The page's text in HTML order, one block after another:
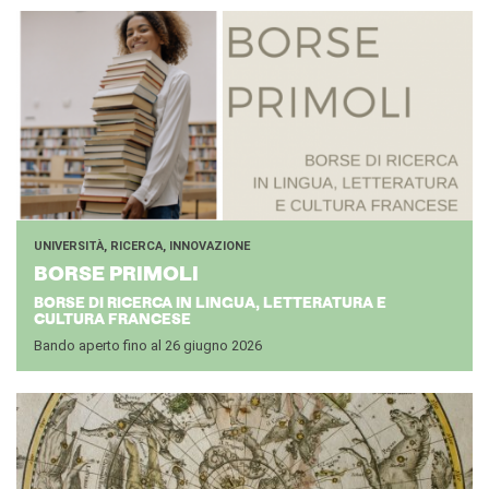
Doppi titoli
Borse di studio e di
ricerca
YEP - Young Entrepreneurs
Programme
CHI SIAMO
Contatti
Organigramma
Lavorare con noi
Appalti pubblici, gare
d'appalto e contratti
SOSTENERE L'INSTITUT
FRANCAIS ITALIA
Le operazioni
Come sostenere
I Vantaggi
I nostri luoghi
I contatti
UNIVERSITÀ, RICERCA, INNOVAZIONE
BORSE PRI­MO­LI
BORSE DI RICERCA IN LINGUA, LETTERATURA E
CULTURA FRANCESE
Bando aperto fino al 26 giugno 2026